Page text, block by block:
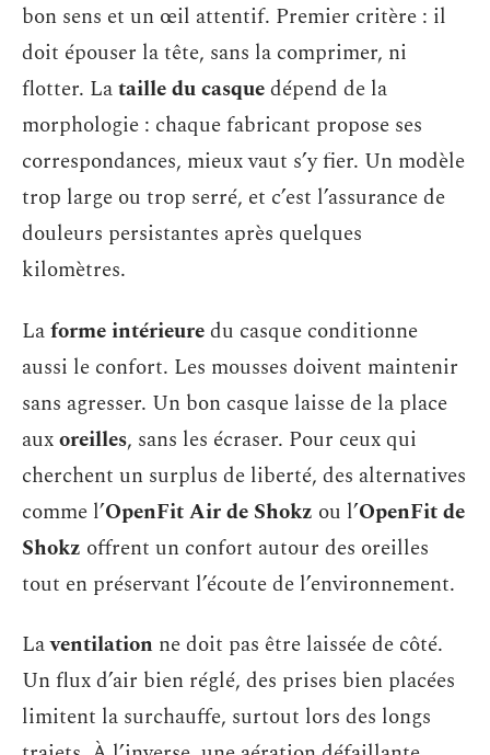
bon sens et un œil attentif. Premier critère : il
doit épouser la tête, sans la comprimer, ni
flotter. Lataille du casquedépend de la
morphologie : chaque fabricant propose ses
correspondances, mieux vaut s’y fier. Un modèle
trop large ou trop serré, et c’est l’assurance de
douleurs persistantes après quelques
kilomètres.
Laforme intérieuredu casque conditionne
aussi le confort. Les mousses doivent maintenir
sans agresser. Un bon casque laisse de la place
auxoreilles, sans les écraser. Pour ceux qui
cherchent un surplus de liberté, des alternatives
comme l’OpenFit Air de Shokz ou l’OpenFit de
Shokz offrent un confort autour des oreilles
tout en préservant l’écoute de l’environnement.
Laventilation ne doit pas être laissée de côté.
Un flux d’air bien réglé, des prises bien placées
limitent la surchauffe, surtout lors des longs